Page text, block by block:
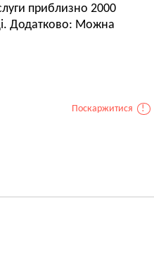
приблизно 2000
Додатково: Можна
Поскаржитися
!